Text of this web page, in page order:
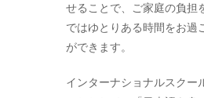
せることで、ご家庭の負担
ではゆとりある時間をお過
ができます。
インターナショナルスクー